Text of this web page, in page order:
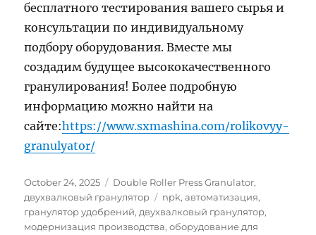
бесплатного тестирования вашего сырья и
консультации по индивидуальному
подбору оборудования. Вместе мы
создадим будущее высококачественного
гранулирования! Более подробную
информацию можно найти на
сайте:https://www.sxmashina.com/rolikovyy-
granulyator/
Posted
on
October 24, 2025 Categories
Double Roller Press Granulator,
двухвалковый гранулятор
Tags
npk,автоматизация,
гранулятор удобрений,двухвалковый гранулятор,
модернизация производства,оборудование для